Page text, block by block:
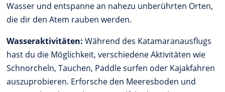
Wasser und entspanne an nahezu unberührten Orten,
die dir den Atem rauben werden.
Wasseraktivitäten: Während des Katamaranausflugs
hast du die Möglichkeit, verschiedene Aktivitäten wie
Schnorcheln, Tauchen, Paddle surfen oder Kajakfahren
auszuprobieren. Erforsche den Meeresboden und